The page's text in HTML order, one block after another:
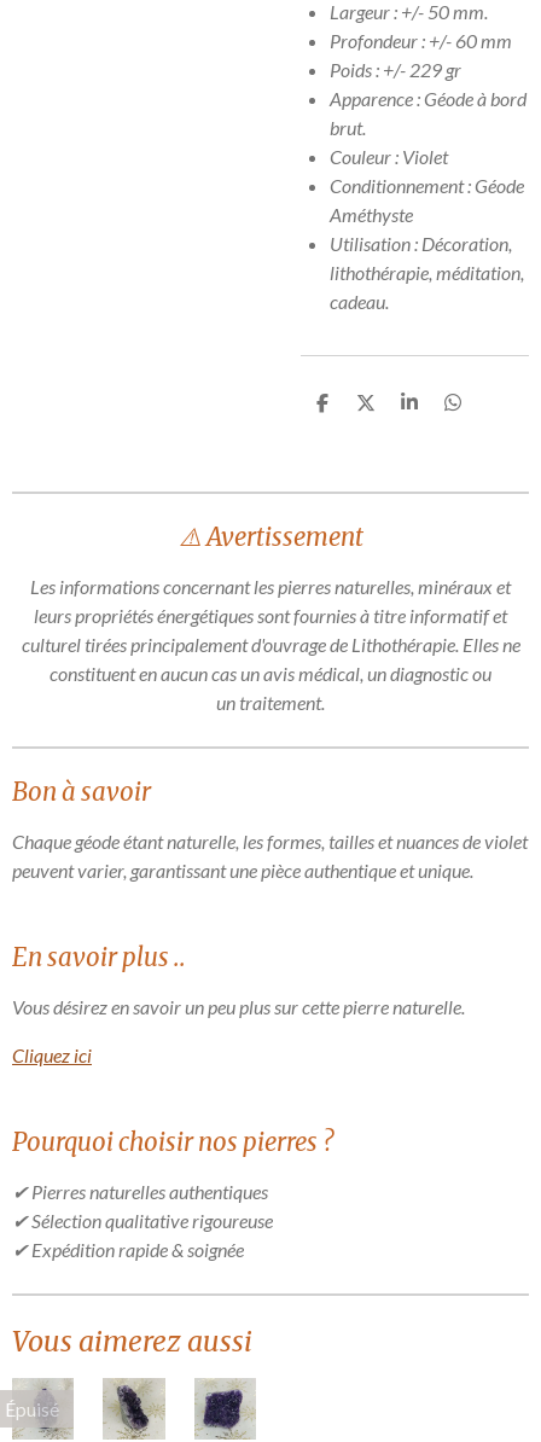
Largeur : +/- 50 mm.
Profondeur : +/- 60 mm
Poids : +/- 229 gr
Apparence : Géode à bord
brut.
Couleur : Violet
Conditionnement : Géode
Améthyste
Utilisation : Décoration,
lithothérapie, méditation,
cadeau.
P
a
r
P
a
P
a
P
a
⚠️ Avertissement
Les informations concernant les pierres naturelles, minéraux et
leurs propriétés énergétiques sont fournies à titre informatif et
culturel tirées principalement d'ouvrage de Lithothérapie. Elles ne
constituent en aucun cas un avis médical, un diagnostic ou
un traitement.
Bon à savoir
Chaque géode étant naturelle, les formes, tailles et nuances de violet
peuvent varier, garantissant une pièce authentique et unique.
En savoir plus ..
Vous désirez en savoir un peu plus sur cette pierre naturelle.
Cliquez ici
Pourquoi choisir nos pierres ?
✔ Pierres naturelles authentiques
✔ Sélection qualitative rigoureuse
✔ Expédition rapide & soignée
Vous aimerez aussi
Épuisé